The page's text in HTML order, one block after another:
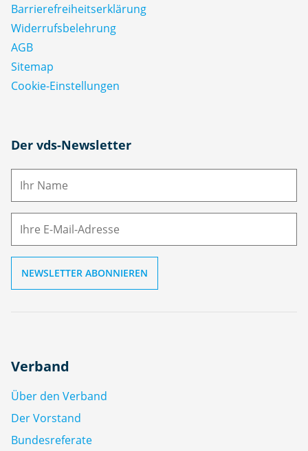
Barrierefreiheitserklärung
Widerrufsbelehrung
AGB
Sitemap
Cookie-Einstellungen
Der vds-Newsletter
N
M
Verband
Über den Verband
Der Vorstand
Bundesreferate